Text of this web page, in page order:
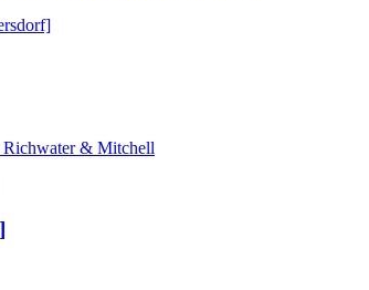
Richwater & Mitchell